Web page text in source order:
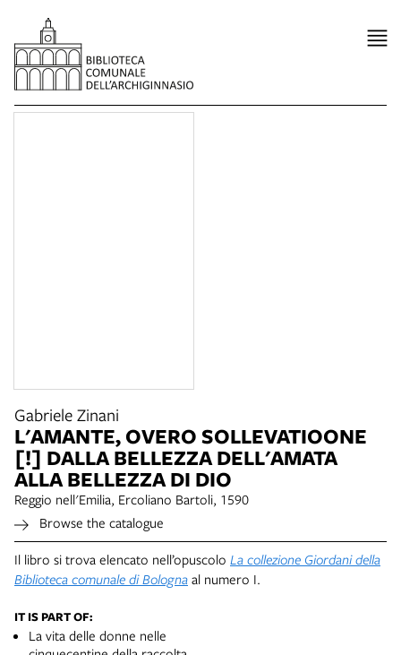
Gabriele Zinani
L'AMANTE, OVERO SOLLEVATIOONE
[!] DALLA BELLEZZA DELL'AMATA
ALLA BELLEZZA DI DIO
Reggio nell'Emilia, Ercoliano Bartoli, 1590
Browse the catalogue
Il libro si trova elencato nell’opuscolo La collezione Giordani della
Biblioteca comunale di Bologna al numero I.
IT IS PART OF:
La vita delle donne nelle